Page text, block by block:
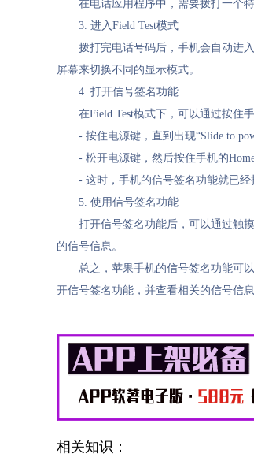
在电话应用程序中，需要拨打一个
3. 进入Field Test模式
拨打完电话号码后，手机会自动进
屏幕来切换不同的显示模式。
4. 打开信号签名功能
在Field Test模式下，可以通过按住
- 按住电源键，直到出现“Slide to
- 松开电源键，然后按住手机的
- 这时，手机的信号签名功能就已经
5. 使用信号签名功能
打开信号签名功能后，可以通过触
的信号信息。
总之，苹果手机的信号签名功能可
开信号签名功能，并查看相关的信号信息
相关知识：